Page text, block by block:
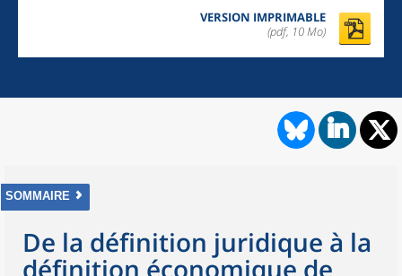
VERSION IMPRIMABLE
(pdf, 10 Mo)
SOMMAIRE
De la définition juridique à la
définition économique de